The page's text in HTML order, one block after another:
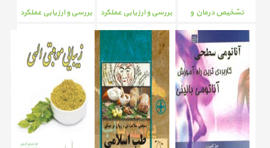
تشخیص درمان و
دردهای با منشا ستون
فقرات
بررسی و ارزیابی عملکرد
عضلات (پوستچر و درد)
جلد 1
بررسی و ارزیابی عملکرد
جلد2